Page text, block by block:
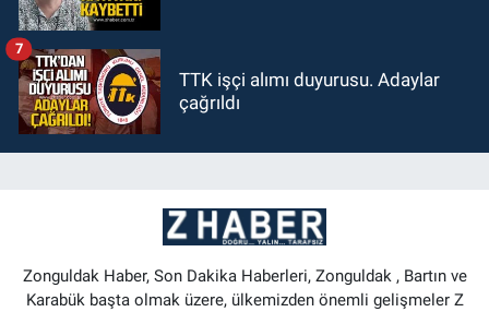
TTK işçi alımı duyurusu. Adaylar
çağrıldı
7
Zonguldak Haber, Son Dakika Haberleri, Zonguldak , Bartın ve
Karabük başta olmak üzere, ülkemizden önemli gelişmeler Z